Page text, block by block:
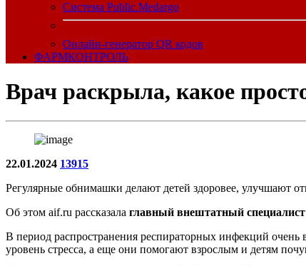
Система Public.Medargo
Онлайн-генератор QR кодов
ФАРМКОНТРОЛЬ
Врач раскрыла, какое
22.01.2024 13915
Регулярные обнимашки делают детей здоровее,
Об этом aif.ru рассказала главный внештатный
В период распространения респираторных инфекций
уровень стресса, а еще они помогают взрослым и детям